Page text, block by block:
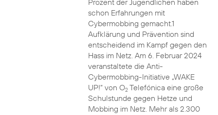
Prozent der Jugendlichen haben
schon Erfahrungen mit
Cybermobbing gemacht.1
Aufklärung und Prävention sind
entscheidend im Kampf gegen den
Hass im Netz. Am 6. Februar 2024
veranstaltete die Anti-
Cybermobbing-Initiative „WAKE
UP!“ von O2Telefónica eine große
Schulstunde gegen Hetze und
Mobbing im Netz. Mehr als 2.300